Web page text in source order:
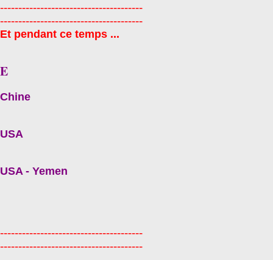
---------------------------------------
---------------------------------------
Et pendant ce temps ...
E
Chine
USA
USA - Yemen
---------------------------------------
---------------------------------------